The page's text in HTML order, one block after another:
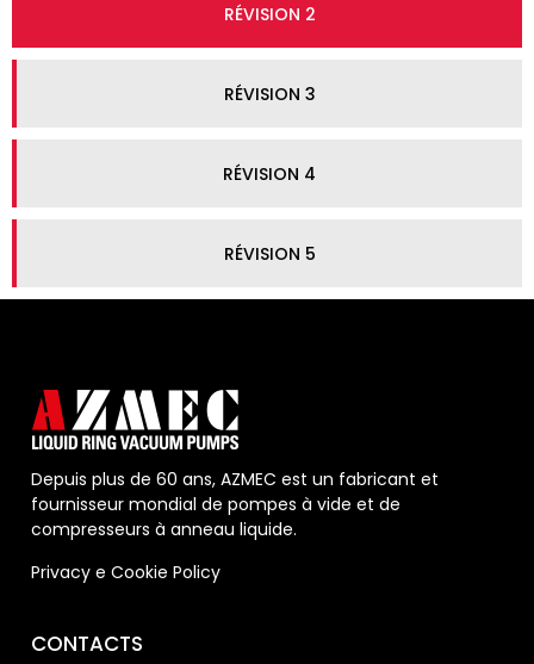
RÉVISION 2
RÉVISION 3
RÉVISION 4
RÉVISION 5
Depuis plus de 60 ans, AZMEC est un fabricant et
fournisseur mondial de pompes à vide et de
compresseurs à anneau liquide.
Privacy eCookie Policy
CONTACTS